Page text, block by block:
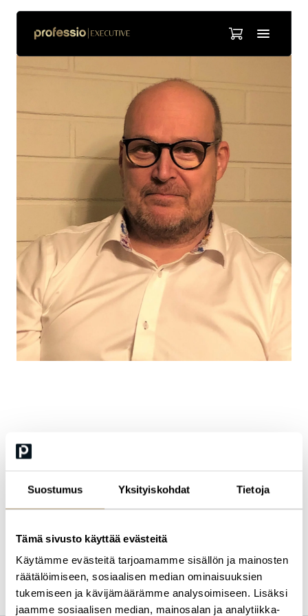
Suostumus Yksityiskohdat Tietoja
Tämä sivusto käyttää evästeitä
Käytämme evästeitä tarjoamamme sisällön ja mainosten
räätälöimiseen, sosiaalisen median ominaisuuksien
tukemiseen ja kävijämäärämme analysoimiseen. Lisäksi
jaamme sosiaalisen median, mainosalan ja analytiikka-
terveydenhuollon varautumista Suomessa ja siirtyi keväällä
alueellisen varautumisen pariin.